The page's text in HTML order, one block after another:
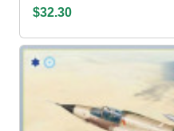
$32.30